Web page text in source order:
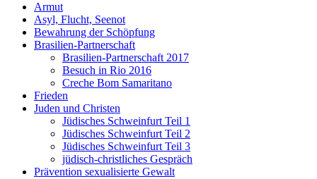
Armut
Asyl, Flucht, Seenot
Bewahrung der Schöpfung
Brasilien-Partnerschaft
Brasilien-Partnerschaft 2017
Besuch in Rio 2016
Creche Bom Samaritano
Frieden
Juden und Christen
Jüdisches Schweinfurt Teil 1
Jüdisches Schweinfurt Teil 2
Jüdisches Schweinfurt Teil 3
jüdisch-christliches Gespräch
Prävention sexualisierte Gewalt